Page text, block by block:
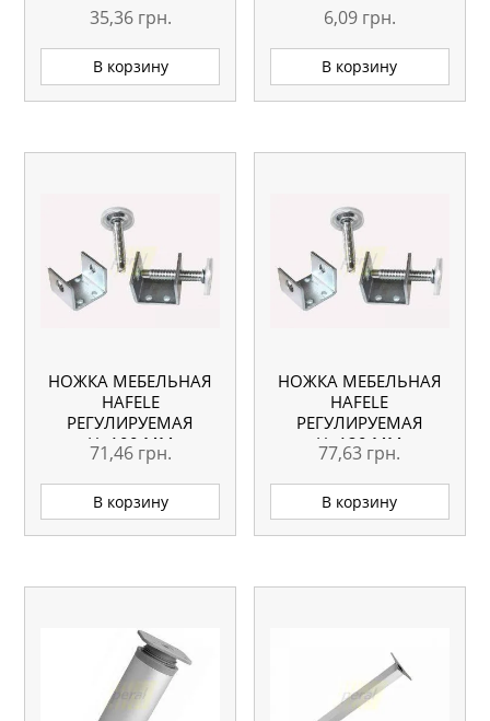
35,36 грн.
В корзину
6,09 грн.
В корзину
НОЖКА МЕБЕЛЬНАЯ
HAFELE
РЕГУЛИРУЕМАЯ
H=100 ММ
71,46 грн.
В корзину
НОЖКА МЕБЕЛЬНАЯ
HAFELE
РЕГУЛИРУЕМАЯ
H=120 ММ
77,63 грн.
В корзину